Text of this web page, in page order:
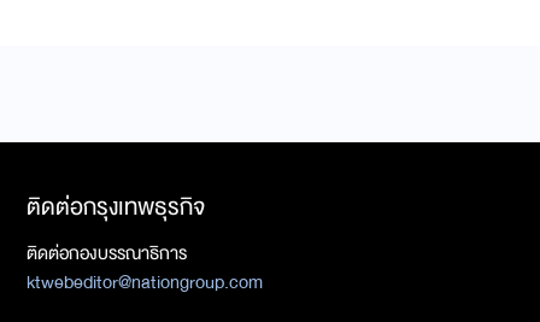
ติดต่อกรุงเทพธุรกิจ
ติดต่อกองบรรณาธิการ
ktwebeditor@nationgroup.com